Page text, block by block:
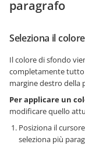
paragrafo
Seleziona il
Il colore di sfondo
completamente tutto
margine destro della
Per applicare un
modificare quello
Posiziona il
seleziona più